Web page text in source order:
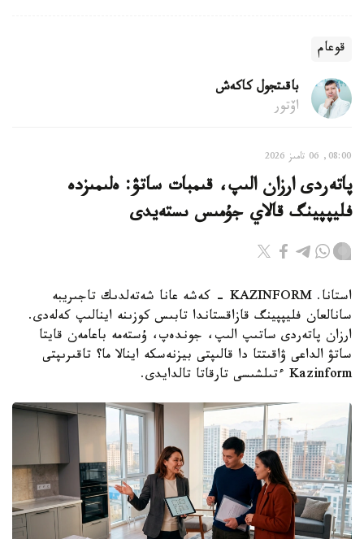
قوعام
باقىتجول كاكەش
اۆتور
08:00, 06 تامىز 2026
پاتەردى ارزان الىپ، قىمبات ساتۋ: ەلىمىزدە
فليپپينگ قالاي جۇمىس ىستەيدى
استانا. KAZINFORM - كەشە عانا شەتەلدىك تاجىريبە
سانالعان فليپپينگ قازاقستاندا تابىس كوزىنە اينالىپ كەلەدى.
ارزان پاتەردى ساتىپ الىپ، جوندەپ، ۇستەمە باعامەن قايتا
ساتۋ الداعى ۋاقىتتا دا قالىپتى بيزنەسكە اينالا ما؟ تاقىرىپتى
Kazinform ءتىلشىسى تارقاتا تالدايدى.